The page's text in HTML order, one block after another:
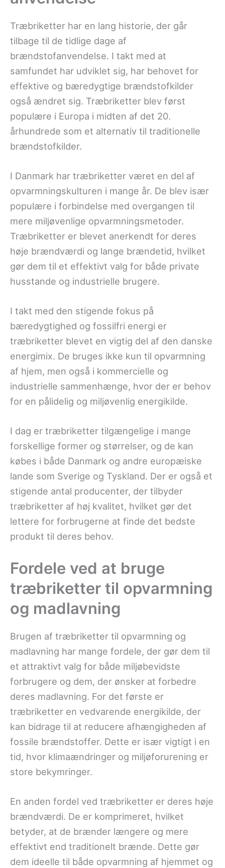
Træbriketter har en lang historie, der går
tilbage til de tidlige dage af
brændstofanvendelse. I takt med at
samfundet har udviklet sig, har behovet for
effektive og bæredygtige brændstofkilder
også ændret sig. Træbriketter blev først
populære i Europa i midten af det 20.
århundrede som et alternativ til traditionelle
brændstofkilder.
I Danmark har træbriketter været en del af
opvarmningskulturen i mange år. De blev især
populære i forbindelse med overgangen til
mere miljøvenlige opvarmningsmetoder.
Træbriketter er blevet anerkendt for deres
høje brændværdi og lange brændetid, hvilket
gør dem til et effektivt valg for både private
husstande og industrielle brugere.
I takt med den stigende fokus på
bæredygtighed og fossilfri energi er
træbriketter blevet en vigtig del af den danske
energimix. De bruges ikke kun til opvarmning
af hjem, men også i kommercielle og
industrielle sammenhænge, hvor der er behov
for en pålidelig og miljøvenlig energikilde.
I dag er træbriketter tilgængelige i mange
forskellige former og størrelser, og de kan
købes i både Danmark og andre europæiske
lande som Sverige og Tyskland. Der er også et
stigende antal producenter, der tilbyder
træbriketter af høj kvalitet, hvilket gør det
lettere for forbrugerne at finde det bedste
produkt til deres behov.
Fordele ved at bruge
træbriketter til opvarmning
og madlavning
Brugen af træbriketter til opvarmning og
madlavning har mange fordele, der gør dem til
et attraktivt valg for både miljøbevidste
forbrugere og dem, der ønsker at forbedre
deres madlavning. For det første er
træbriketter en vedvarende energikilde, der
kan bidrage til at reducere afhængigheden af
fossile brændstoffer. Dette er især vigtigt i en
tid, hvor klimaændringer og miljøforurening er
store bekymringer.
En anden fordel ved træbriketter er deres høje
brændværdi. De er komprimeret, hvilket
betyder, at de brænder længere og mere
effektivt end traditionelt brænde. Dette gør
dem ideelle til både opvarmning af hjemmet og